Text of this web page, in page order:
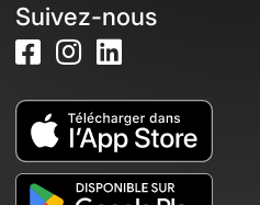
Suivez-nous